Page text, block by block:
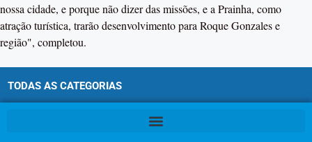
nossa cidade, e porque não dizer das missões, e a Prainha, como
atração turística, trarão desenvolvimento para Roque Gonzales e
região", completou.
TODAS AS CATEGORIAS